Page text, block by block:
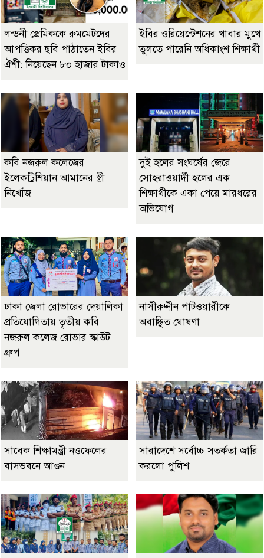
লন্ডনী প্রেমিককে রুমমেটদের
আপত্তিকর ছবি পাঠাতেন ইবির
ঐশী: নিয়েছেন ৮০ হাজার টাকাও
ইবির ওরিয়েন্টেশনের খাবার মুখে
তুলতে পারেনি অধিকাংশ শিক্ষার্থী
কবি নজরুল কলেজের
ইলেকট্রিশিয়ান আমানের স্ত্রী
নিখোঁজ
দুই হলের সংঘর্ষের জেরে
সোহরাওয়ার্দী হলের এক
শিক্ষার্থীকে একা পেয়ে মারধরের
অভিযোগ
ঢাকা জেলা রোভারের দেয়ালিকা
প্রতিযোগিতায় তৃতীয় কবি
নজরুল কলেজ রোভার স্কাউট
গ্রুপ
নাসীরুদ্দীন পাটওয়ারীকে
অবাঞ্ছিত ঘোষণা
সাবেক শিক্ষামন্ত্রী নওফেলের
বাসভবনে আগুন
সারাদেশে সর্বোচ্চ সতর্কতা জারি
করলো পুলিশ